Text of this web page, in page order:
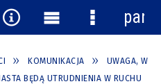
KOMUNIKACJA
UWAGA, W
BĘDĄ UTRUDNIENIA W RUCHU
Narzędzia
Menu
główne
Menu
panel